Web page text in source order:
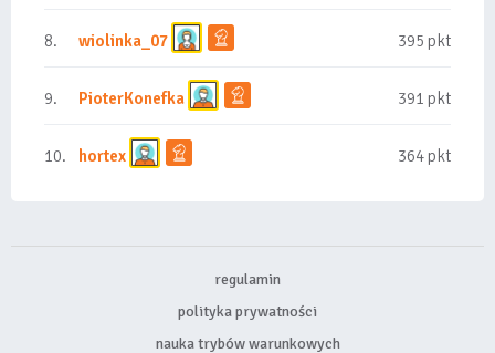
8. wiolinka_07 395 pkt
9. PioterKonefka 391 pkt
10. hortex 364 pkt
regulamin
polityka prywatności
nauka trybów warunkowych